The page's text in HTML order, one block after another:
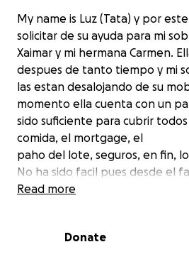
My name is Luz (Tata) y por
solicitar de su ayuda para mi
Xaimar y mi hermana Carmen.
despues de tanto tiempo y mi
las estan desalojando de su
momento ella cuenta con un
sido suficiente para cubrir
comida, el mortgage, el
paho del lote, seguros, en fin,
No ha sido facil pues desde el
primer hijo, se le ha hecho dificil
desalojan y no tiene a donde ir
Read more
Donate